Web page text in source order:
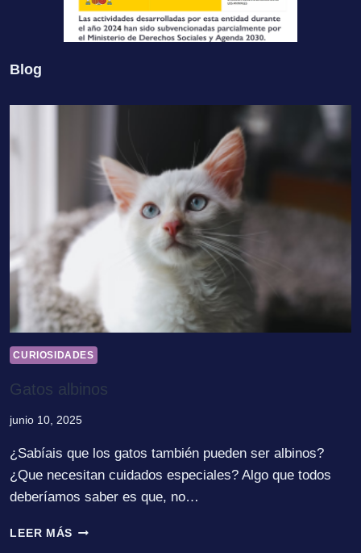
Blog
CURIOSIDADES
Gatos albinos
junio 10, 2025
¿Sabíais que los gatos también pueden ser albinos?
¿Que necesitan cuidados especiales? Algo que todos
deberíamos saber es que, no…
LEER MÁSGATOS